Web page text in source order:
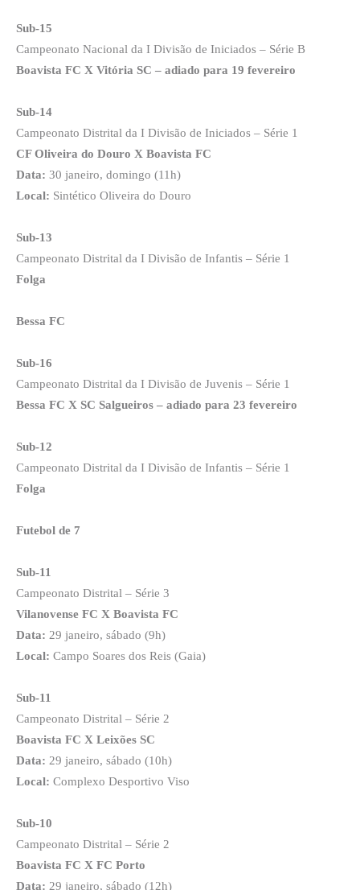
Sub-15
Campeonato Nacional da I Divisão de Iniciados – Série B
Boavista FC X Vitória SC – adiado para 19 fevereiro
Sub-14
Campeonato Distrital da I Divisão de Iniciados – Série 1
CF Oliveira do Douro X Boavista FC
Data: 30 janeiro, domingo (11h)
Local: Sintético Oliveira do Douro
Sub-13
Campeonato Distrital da I Divisão de Infantis – Série 1
Folga
Bessa FC
Sub-16
Campeonato Distrital da I Divisão de Juvenis – Série 1
Bessa FC X SC Salgueiros – adiado para 23 fevereiro
Sub-12
Campeonato Distrital da I Divisão de Infantis – Série 1
Folga
Futebol de 7
Sub-11
Campeonato Distrital – Série 3
Vilanovense FC X Boavista FC
Data: 29 janeiro, sábado (9h)
Local: Campo Soares dos Reis (Gaia)
Sub-11
Campeonato Distrital – Série 2
Boavista FC X Leixões SC
Data: 29 janeiro, sábado (10h)
Local: Complexo Desportivo Viso
Sub-10
Campeonato Distrital – Série 2
Boavista FC X FC Porto
Data: 29 janeiro, sábado (12h)